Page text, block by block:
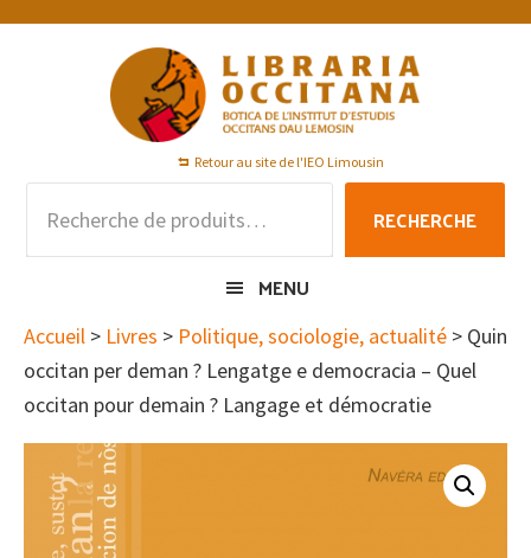
Passer
Passer
Passer
Retour au site de l'IEO Limousin
pour :
RECHERCHE
MENU
Accueil > Livres > Politique, sociologie, actualité > Quin
occitan per deman ? Lengatge e democracia – Quel
occitan pour demain ? Langage et démocratie